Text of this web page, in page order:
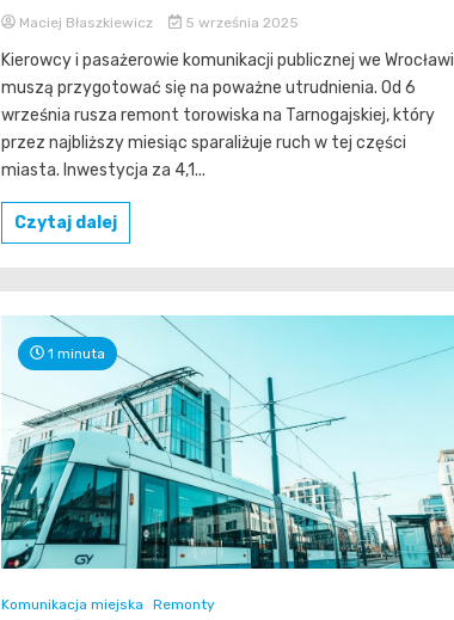
Maciej Błaszkiewicz 5 września 2025
Kierowcy i pasażerowie komunikacji publicznej we
muszą przygotować się na poważne utrudnienia. Od 6
września rusza remont torowiska na Tarnogajskiej, który
przez najbliższy miesiąc sparaliżuje ruch w tej części
miasta. Inwestycja za 4,1...
Czytaj dalej
1 minuta
Komunikacja miejska Remonty